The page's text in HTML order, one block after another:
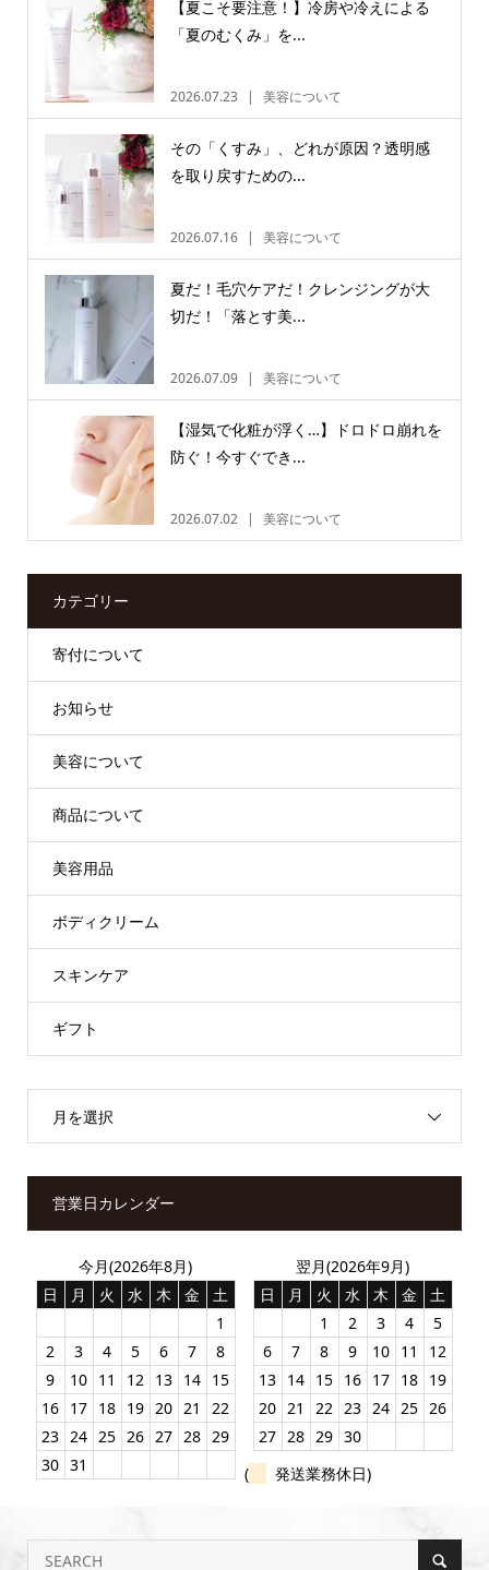
【夏こそ要注意！】冷房や冷えによる
「夏のむくみ」を...
2026.07.23 美容について
その「くすみ」、どれが原因？透明感
を取り戻すための...
2026.07.16 美容について
夏だ！毛穴ケアだ！クレンジングが大
切だ！「落とす美...
2026.07.09 美容について
【湿気で化粧が浮く…】ドロドロ崩れを
防ぐ！今すぐでき...
2026.07.02 美容について
カテゴリー
寄付について
お知らせ
美容について
商品について
美容用品
ボディクリーム
スキンケア
ギフト
月を選択
営業日カレンダー
今月(2026年8月)
日
月 火 水 木 金
土
1
2
3 4 5 6 7
8
9
10 11 12 13 14 15
16 17 18 19 20 21
22
23 24 25 26 27 28 29
30 31
翌月(2026年9月)
日
月 火 水 木 金
土
1
2 3 4
5
6
7 8 9 10 11
12
13 14 15 16 17 18 19
20 21 22 23 24 25 26
27 28 29 30
(
発送業務休日)